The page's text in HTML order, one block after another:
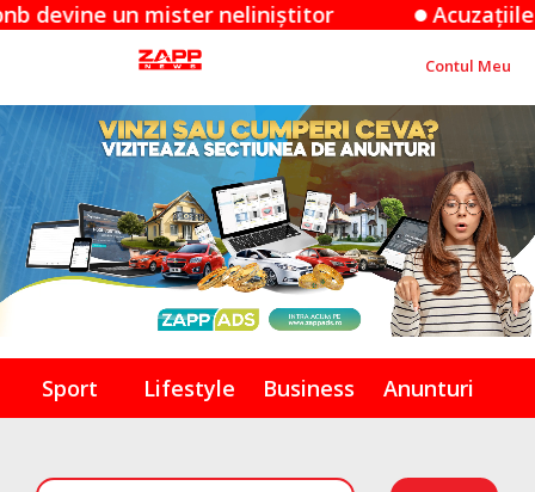
un mister neliniștitor Acuzațiile Apple
Contul Meu
Sport Lifestyle Business Anunturi